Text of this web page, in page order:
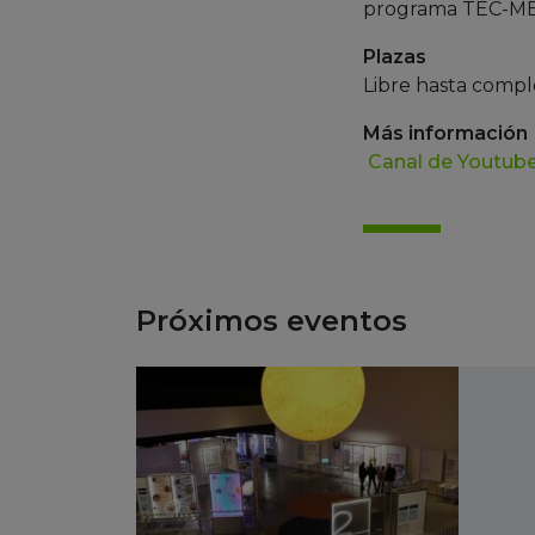
programa TEC-
Plazas
Libre hasta
Más información
Canal de
Próximos eventos